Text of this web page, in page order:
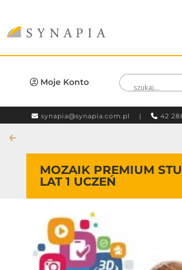
Moje Konto
synapia@synapia.com.pl | 42
←
MOZAIK PREMIUM
LAT 1 UCZEŃ